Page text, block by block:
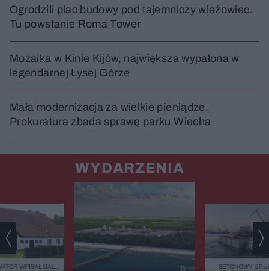
Ogrodzili plac budowy pod tajemniczy wieżowiec.
Tu powstanie Roma Tower
Mozaika w Kinie Kijów, największa wypalona w
legendarnej Łysej Górze
Mała modernizacja za wielkie pieniądze.
Prokuratura zbada sprawę parku Wiecha
WYDARZENIA
WPISAŁ CAŁĄ
BETONOWY